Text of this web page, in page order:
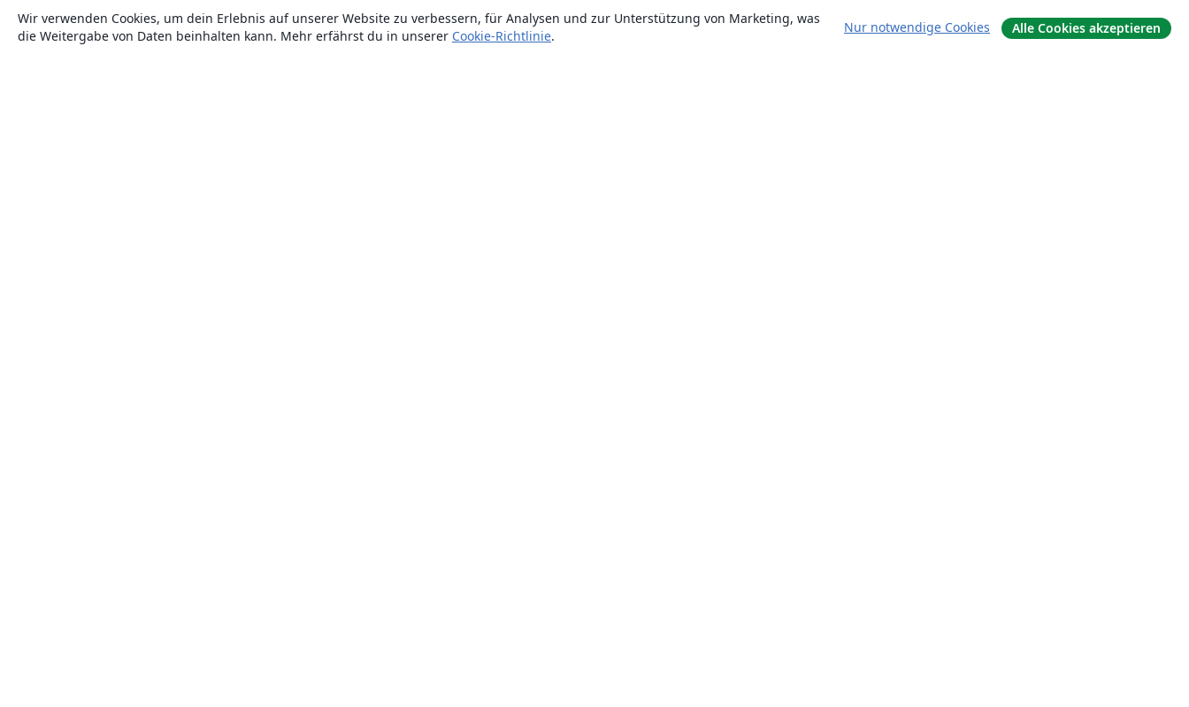
Wir verwenden Cookies, um dein Erlebnis auf unserer Website zu verbessern, für Analysen und zur Unterstützung von Marketing, was
die Weitergabe von Daten beinhalten kann. Mehr erfährst du in unserer Cookie-Richtlinie.
Nur notwendige Cookies Alle Cookies akzeptieren